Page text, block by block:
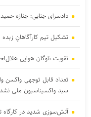
دادسرای جنایی: جنازه
تشکیل تیم کارآگاهانِ
تقویت ناوگان هوایی هلال‌احمر با
سبد واکسیناسیون ملی
آتش‌سوزی شدید در کارگاه